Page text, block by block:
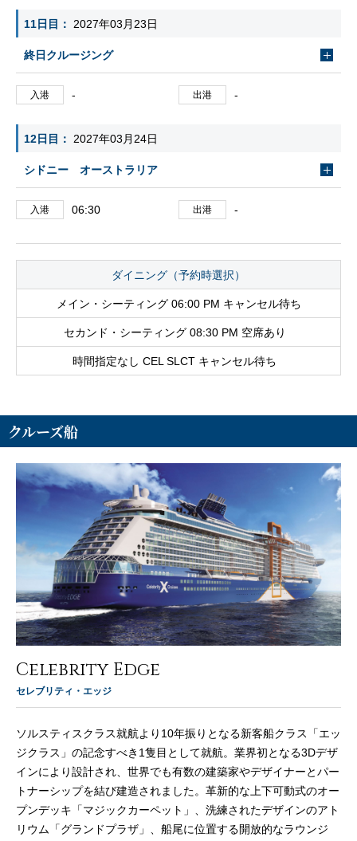
11日目 2027年03月23日
終日クルージング
入港 - 出港 -
12日目 2027年03月24日
シドニー オーストラリア
入港 06:30 出港 -
ダイニング（予約時選択）
メイン・シーティング 06:00 PM キャンセル待ち
セカンド・シーティング 08:30 PM 空席あり
時間指定なし CEL SLCT キャンセル待ち
クルーズ船
Celebrity Edge
セレブリティ・エッジ
ソルスティスクラス就航より10年振りとなる新客船クラス「エッ
ジクラス」の記念すべき1隻目として就航。業界初となる3Dデザ
インにより設計され、世界でも有数の建築家やデザイナーとパー
トナーシップを結び建造されました。革新的な上下可動式のオー
プンデッキ「マジックカーペット」、洗練されたデザインのアト
リウム「グランドプラザ」、船尾に位置する開放的なラウンジ